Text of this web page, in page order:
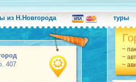
из Н.Новгорода туры
407
~
~
~